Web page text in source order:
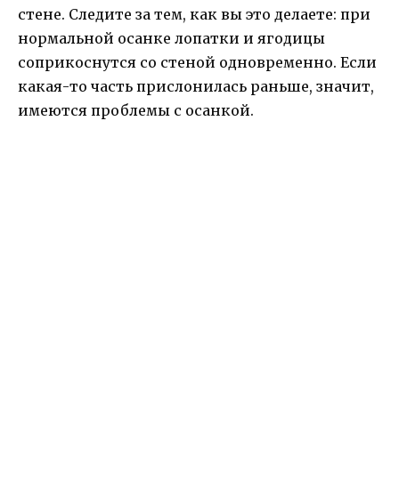
стене. Следите за тем, как вы это делаете: при
нормальной осанке лопатки и ягодицы
соприкоснутся со стеной одновременно. Если
какая-то часть прислонилась раньше, значит,
имеются проблемы с осанкой.